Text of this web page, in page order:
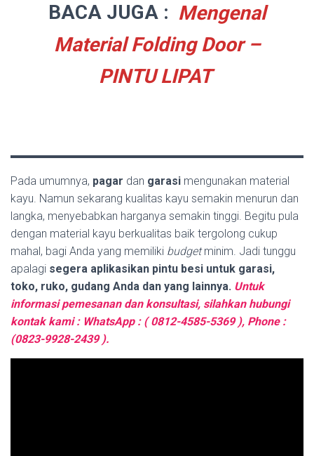
BACA JUGA : Mengenal
Material Folding Door –
PINTU LIPAT
Pada umumnya, pagar dan garasi mengunakan material
kayu. Namun sekarang kualitas kayu semakin menurun dan
langka, menyebabkan harganya semakin tinggi. Begitu pula
dengan material kayu berkualitas baik tergolong cukup
mahal, bagi Anda yang memiliki budgetminim. Jadi tunggu
apalagi segera aplikasikan pintu besi untuk garasi,
toko, ruko, gudang Anda dan yang lainnya. Untuk
informasi pemesanan dan konsultasi, silahkan hubungi
kontak kami : WhatsApp : ( 0812-4585-5369 ), Phone :
(0823-9928-2439 ).